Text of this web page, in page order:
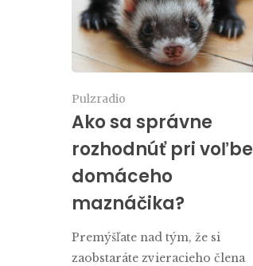
Pulzradio
Ako sa správne
rozhodnúť pri voľbe
domáceho
maznáčika?
Premýšľate nad tým, že si
zaobstaráte zvieracieho člena